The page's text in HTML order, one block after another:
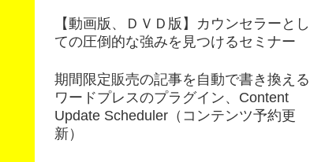
【動画版、ＤＶＤ版】カウンセラーとし
ての圧倒的な強みを見つけるセミナー
期間限定販売の記事を自動で書き換える
ワードプレスのプラグイン、Content
Update Scheduler（コンテンツ予約更
新）